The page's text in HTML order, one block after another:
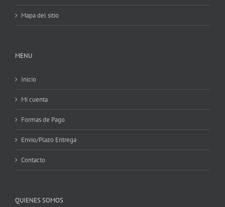
Mapa del sitio
MENU
Inicio
Mi cuenta
Formas de Pago
Envio/Plazo Entrega
Contacto
QUIENES SOMOS